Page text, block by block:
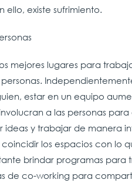
ello, existe sufrimiento.
mejores lugares para
estar en un equipo
a las personas
ideas y trabajar de manera
los espacios con lo
brindar programas para
de co-working para